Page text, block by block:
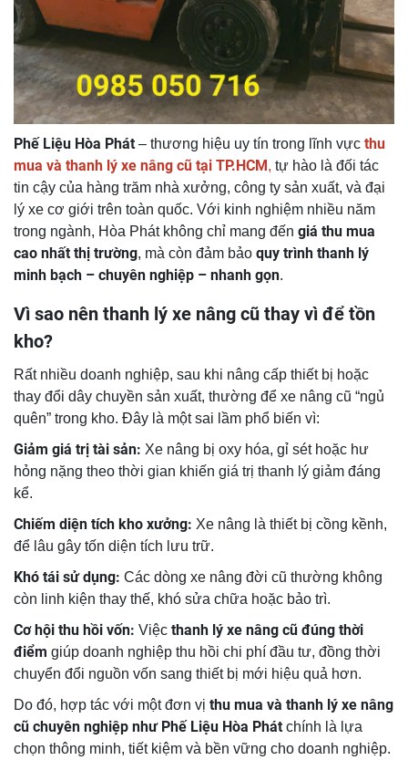
Phế Liệu Hòa Phát – thương hiệu uy tín trong lĩnh vực thu
mua và thanh lý xe nâng cũ tại TP.HCM , tự hào là đối tác
tin cậy của hàng trăm nhà xưởng, công ty sản xuất, và đại
lý xe cơ giới trên toàn quốc. Với kinh nghiệm nhiều năm
trong ngành, Hòa Phát không chỉ mang đến giá thu mua
cao nhất thị trường, mà còn đảm bảo quy trình thanh lý
minh bạch – chuyên nghiệp – nhanh gọn.
Vì sao nên thanh lý xe nâng cũ thay vì để tồn
kho?
Rất nhiều doanh nghiệp, sau khi nâng cấp thiết bị hoặc
thay đổi dây chuyền sản xuất, thường để xe nâng cũ “ngủ
quên” trong kho. Đây là một sai lầm phổ biến vì:
Giảm giá trị tài sản: Xe nâng bị oxy hóa, gỉ sét hoặc hư
hỏng nặng theo thời gian khiến giá trị thanh lý giảm đáng
kể.
Chiếm diện tích kho xưởng: Xe nâng là thiết bị cồng kềnh,
để lâu gây tốn diện tích lưu trữ.
Khó tái sử dụng: Các dòng xe nâng đời cũ thường không
còn linh kiện thay thế, khó sửa chữa hoặc bảo trì.
Cơ hội thu hồi vốn: Việc thanh lý xe nâng cũ đúng thời
điểm giúp doanh nghiệp thu hồi chi phí đầu tư, đồng thời
chuyển đổi nguồn vốn sang thiết bị mới hiệu quả hơn.
Do đó, hợp tác với một đơn vị thu mua và thanh lý xe nâng
cũ chuyên nghiệp như Phế Liệu Hòa Phát chính là lựa
chọn thông minh, tiết kiệm và bền vững cho doanh nghiệp.